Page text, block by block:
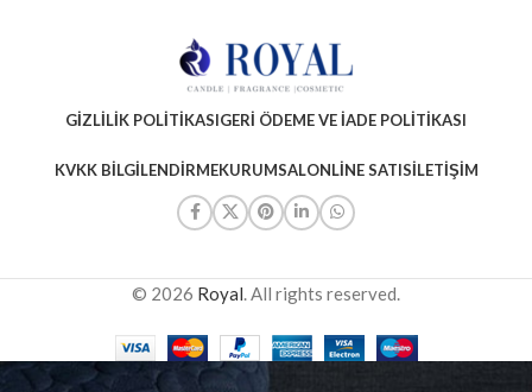
GIZLILIK POLITIKASIGERI ÖDEME VE İADE POLITIKASI
KVKK BILGILENDIRMEKURUMSALONLINE SATISİLETIŞIM
© 2026 Royal. All rights reserved.